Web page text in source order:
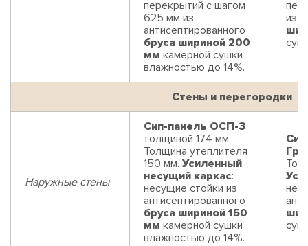
перекрытий с шагом
625 мм из
антисептированного
бруса шириной 200
мм камерной сушки
влажностью до 14%.
из
Стены и перегородки
Наружные стены
Сип-панель ОСП-3
толщиной 174 мм.
Толщина утеплителя
150 мм. Усиленный
несущий каркас:
несущие стойки из
антисептированного
бруса шириной 150
мм камерной сушки
влажностью до 14%.